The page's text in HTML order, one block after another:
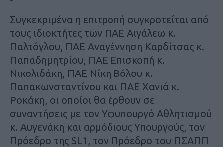
Συγκεκριμένα η επιτροπή συγκροτείται από
τους ιδιοκτήτες των ΠΑΕ Αιγάλεω κ.
Παλτόγλου, ΠΑΕ Αναγέννηση Καρδίτσας κ.
Παπαδημητρίου, ΠΑΕ Επισκοπή κ.
Νικολιδάκη, ΠΑΕ Νίκη Βόλου κ.
Παπακωνσταντίνου και ΠΑΕ Χανιά κ.
Ροκάκη, οι οποίοι θα έρθουν σε
συναντήσεις με τον Υφυπουργό Αθλητισμού
κ. Αυγενάκη και αρμόδιους Υπουργούς, τον
Πρόεδρο της SL1, τον Πρόεδρο του ΠΣΑΠΠ